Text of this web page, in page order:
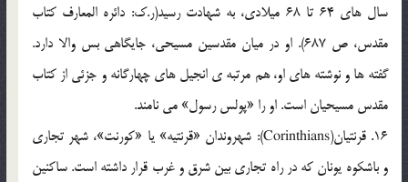
سال هاي 64 تا 68 ميلادي، به شهادت رسيد(ر.ک: دائره المعارف کتاب
مقدس، ص 687). او در ميان مقدسين مسيحي، جايگاهي بس والا دارد.
گفته ها و نوشته هاي او، هم مرتبه ي انجيل هاي چهارگانه و جزئي از کتاب
مقدس مسيحيان است. او را «پولس رسول» مي نامند.
16. قرنتيان(Corinthians): شهروندان «قرنتيه» يا «کورنت»، شهر تجاري
و باشکوه يونان که در راه تجاري بين شرق و غرب قرار داشته است. ساکنين